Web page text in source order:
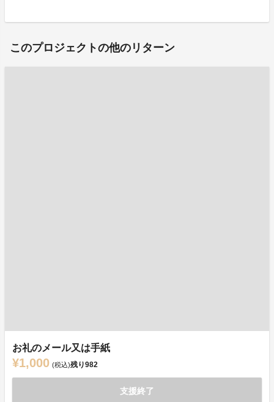
このプロジェクトの他のリターン
お礼のメール又は手紙
¥1,000 (税込)残り982
支援終了